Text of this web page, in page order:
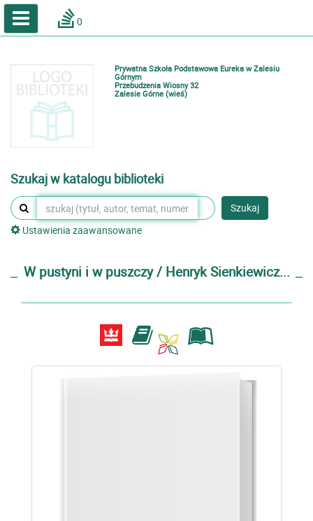
Katalog online biblioteki szkolnej
0
Prywatna Szkoła Podstawowa Eureka w Zalesiu
Górnym
Przebudzenia Wiosny 32
Zalesie Górne (wieś)
Szukaj w katalogu biblioteki
Szukaj
Ustawienia zaawansowane
W pustyni i w puszczy / Henryk Sienkiewicz...